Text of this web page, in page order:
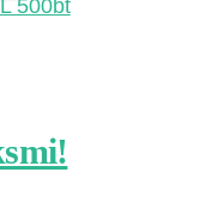
500bt